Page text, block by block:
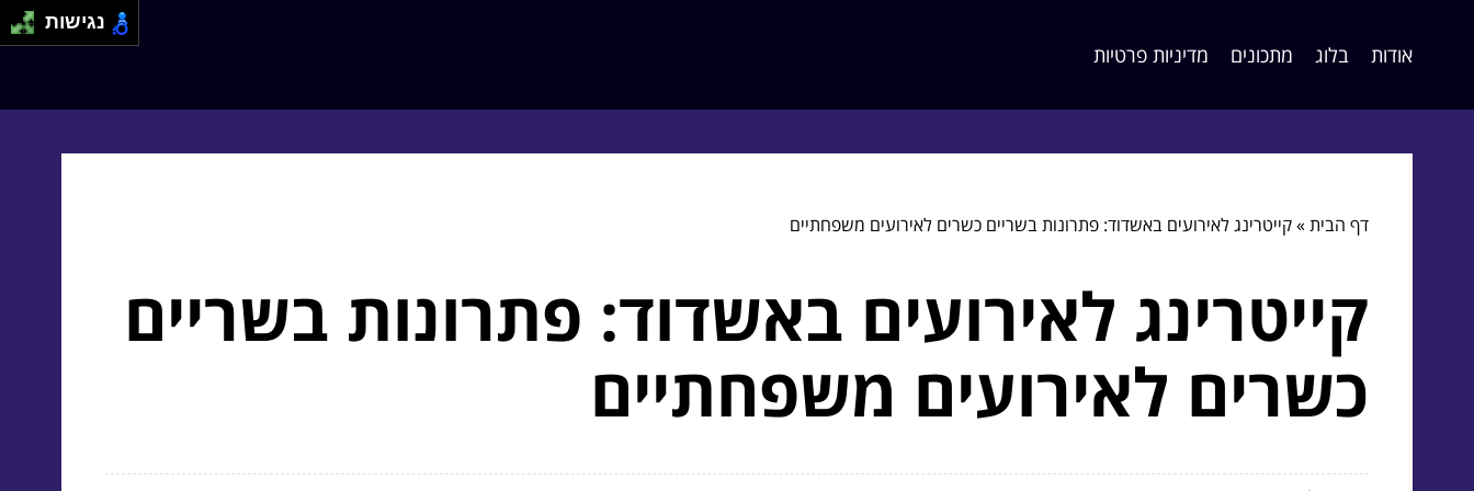
אודות בלוג מתכונים מדיניות פרטיות
דף הבית»קייטרינג לאירועים באשדוד: פתרונות בשריים כשרים לאירועים משפחתיים
קייטרינג לאירועים באשדוד: פתרונות בשריים
כשרים לאירועים משפחתיים
נגישות